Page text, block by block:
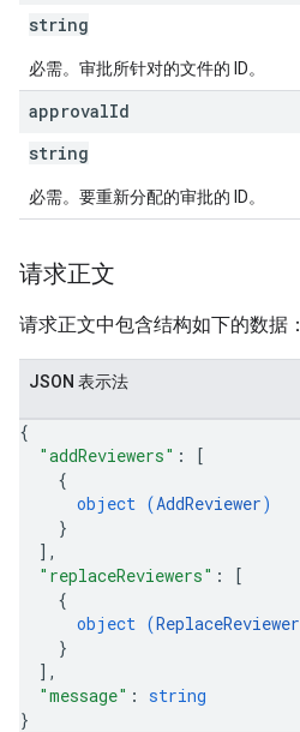
string
必需。审批所针对的文件的 ID。
approvalId
string
必需。要重新分配的审批的 ID。
请求正文
请求正文中包含结构如下的数据：
JSON 表示法
{
"addReviewers" :
[
{
object (AddReviewer)
}
] ,
"replaceReviewers" :
[
{
object (ReplaceReviewer
}
] ,
"message" : string
}